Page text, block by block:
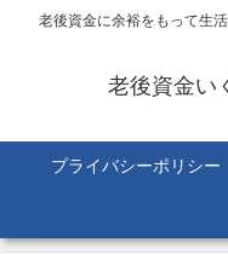
老後資金に余裕をもって生
老後資金
プライバシーポリシー